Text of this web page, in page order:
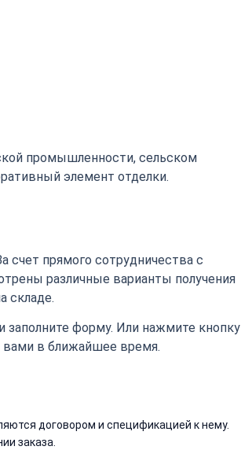
промышленности, сельском
элемент отделки.
счет прямого сотрудничества с
различные варианты получения
складе.
заполните форму. Или нажмите кнопку
вами в ближайшее время.
договором и спецификацией к нему.
заказа.